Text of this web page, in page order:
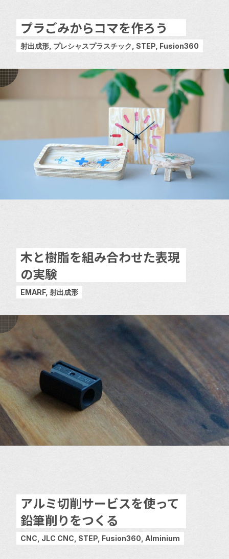
プラごみからコマを作ろう
射出成形, プレシャスプラスチック, STEP, Fusion360
木と樹脂を組み合わせた表現
の実験
EMARF, 射出成形
アルミ切削サービスを使って
鉛筆削りをつくる
CNC, JLC CNC, STEP, Fusion360, Alminium